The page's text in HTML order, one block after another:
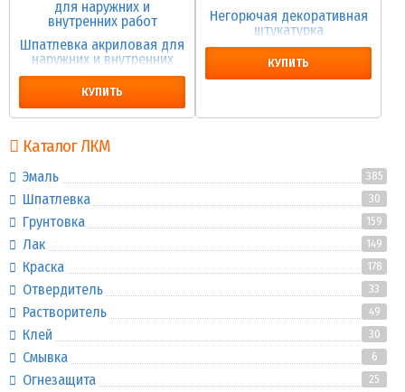
Шпатлевка акриловая для
наружних и внутренних
работ
КУПИТЬ
Негорючая декоративная
штукатурка
КУПИТЬ
Каталог ЛКМ
Эмаль 385
Шпатлевка 30
Грунтовка 159
Лак 149
Краска 178
Отвердитель 33
Растворитель 49
Клей 30
Смывка 6
Огнезащита 25